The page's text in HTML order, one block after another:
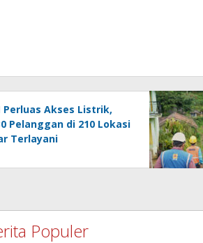
Perluas Akses Listrik,
Pelanggan di 210 Lokasi
Terlayani
Populer